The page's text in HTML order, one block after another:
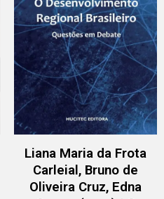
Liana Maria da Frota
Carleial, Bruno de
Oliveira Cruz, Edna